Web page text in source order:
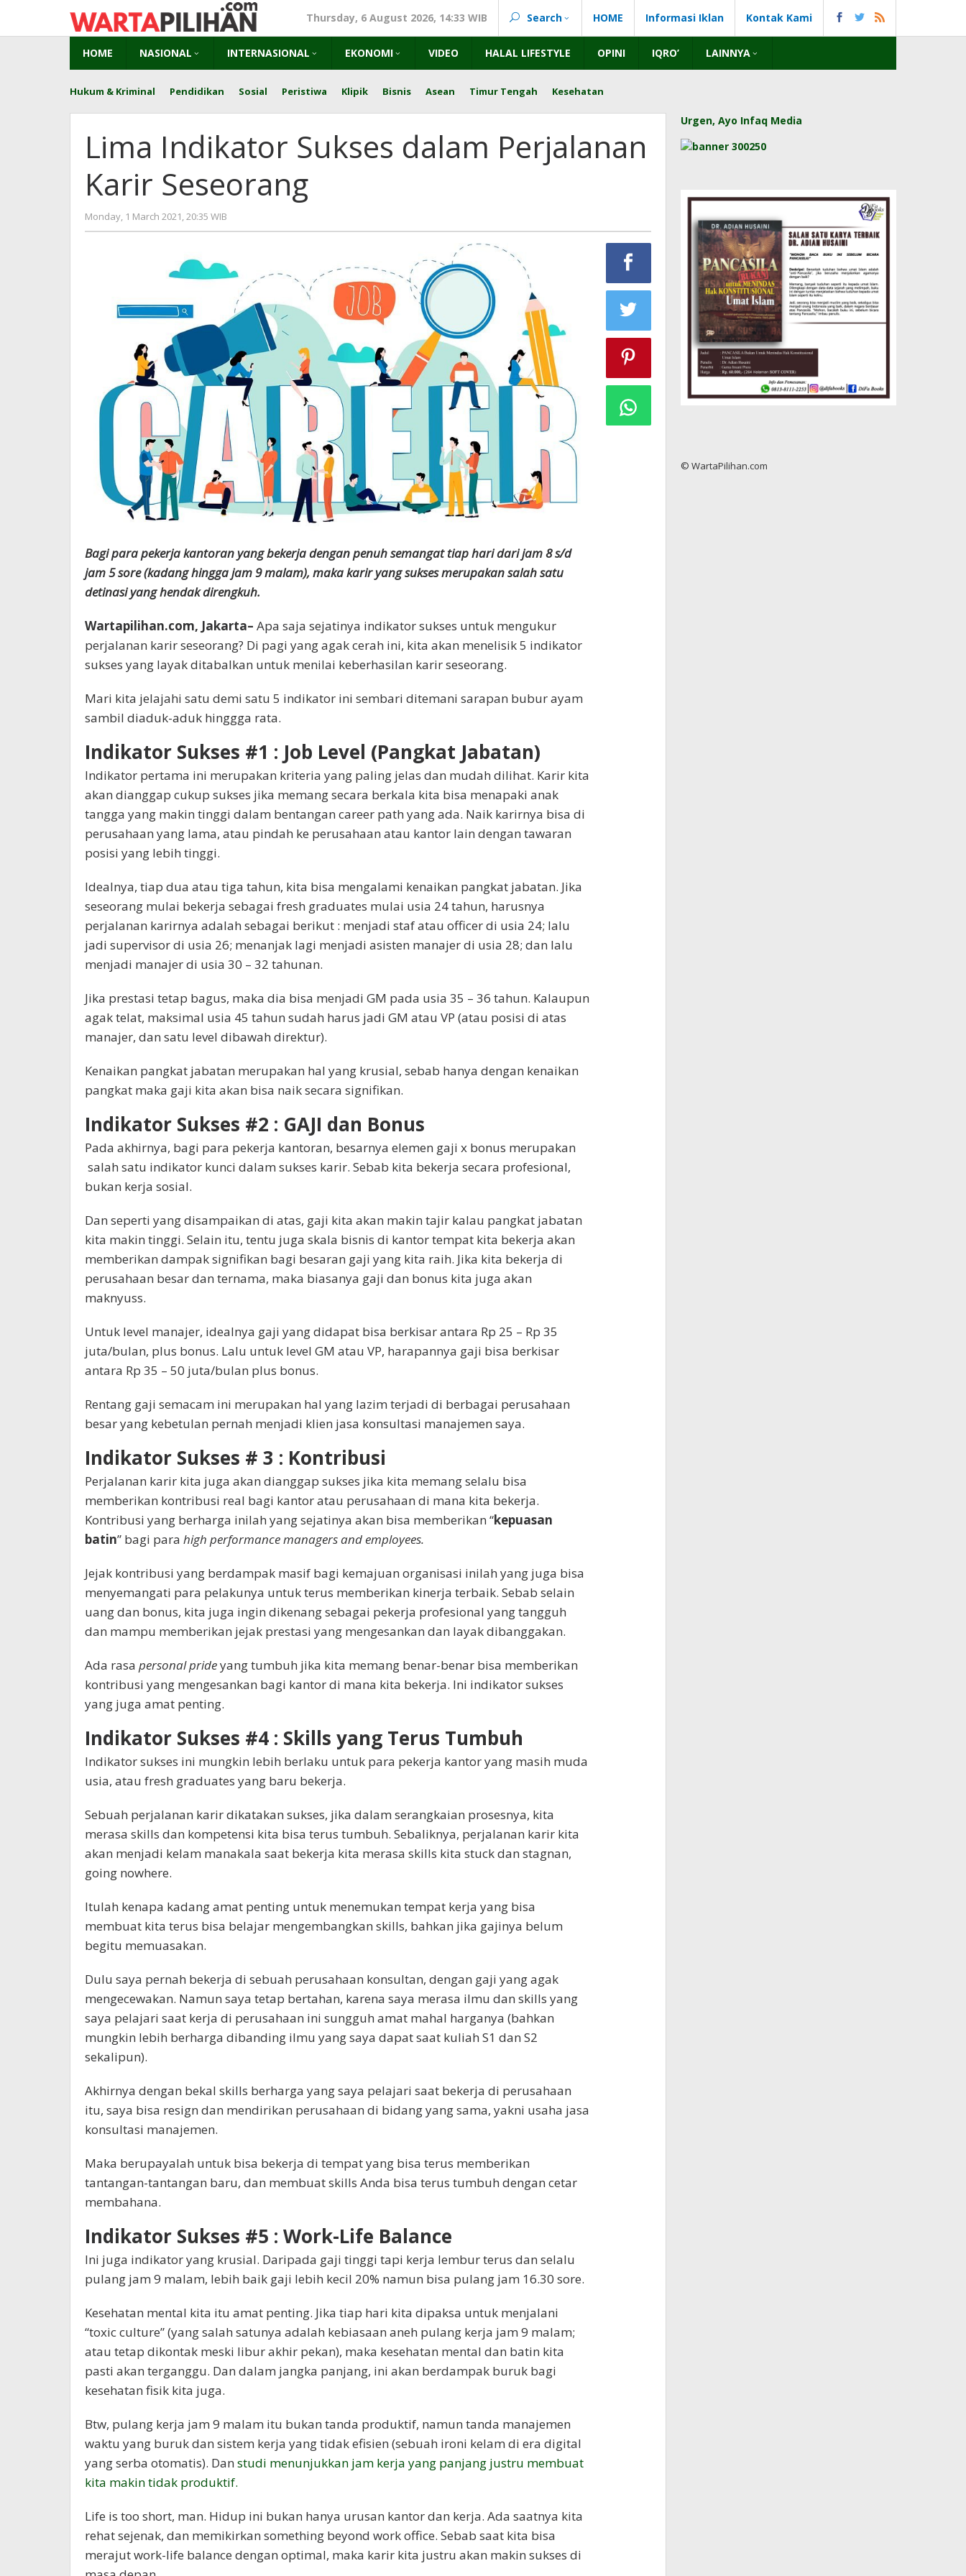
content
Thursday, 6 August 2026, 14:33 WIB Search HOME Informasi Iklan Kontak Kami
HOME NASIONAL INTERNASIONAL EKONOMI VIDEO HALAL LIFESTYLE OPINI IQRO’ LAINNYA
Hukum & Kriminal Pendidikan Sosial Peristiwa Klipik Bisnis Asean Timur Tengah Kesehatan
Lima Indikator Sukses dalam Perjalanan
Karir Seseorang
Monday, 1 March 2021, 20:35 WIB
redaksi
Bagi para pekerja kantoran yang bekerja dengan penuh semangat tiap hari dari jam 8 s/d
jam 5 sore (kadang hingga jam 9 malam), maka karir yang sukses merupakan salah satu
detinasi yang hendak direngkuh.
Wartapilihan.com, Jakarta– Apa saja sejatinya indikator sukses untuk mengukur
perjalanan karir seseorang? Di pagi yang agak cerah ini, kita akan menelisik 5 indikator
sukses yang layak ditabalkan untuk menilai keberhasilan karir seseorang.
Mari kita jelajahi satu demi satu 5 indikator ini sembari ditemani sarapan bubur ayam
sambil diaduk-aduk hinggga rata.
Indikator Sukses #1 : Job Level (Pangkat Jabatan)
Indikator pertama ini merupakan kriteria yang paling jelas dan mudah dilihat. Karir kita
akan dianggap cukup sukses jika memang secara berkala kita bisa menapaki anak
tangga yang makin tinggi dalam bentangan career path yang ada. Naik karirnya bisa di
perusahaan yang lama, atau pindah ke perusahaan atau kantor lain dengan tawaran
posisi yang lebih tinggi.
Idealnya, tiap dua atau tiga tahun, kita bisa mengalami kenaikan pangkat jabatan. Jika
seseorang mulai bekerja sebagai fresh graduates mulai usia 24 tahun, harusnya
perjalanan karirnya adalah sebagai berikut : menjadi staf atau officer di usia 24; lalu
jadi supervisor di usia 26; menanjak lagi menjadi asisten manajer di usia 28; dan lalu
menjadi manajer di usia 30 – 32 tahunan.
Jika prestasi tetap bagus, maka dia bisa menjadi GM pada usia 35 – 36 tahun. Kalaupun
agak telat, maksimal usia 45 tahun sudah harus jadi GM atau VP (atau posisi di atas
manajer, dan satu level dibawah direktur).
Kenaikan pangkat jabatan merupakan hal yang krusial, sebab hanya dengan kenaikan
pangkat maka gaji kita akan bisa naik secara signifikan.
Indikator Sukses #2 : GAJI dan Bonus
Pada akhirnya, bagi para pekerja kantoran, besarnya elemen gaji x bonus merupakan
salah satu indikator kunci dalam sukses karir. Sebab kita bekerja secara profesional,
bukan kerja sosial.
Dan seperti yang disampaikan di atas, gaji kita akan makin tajir kalau pangkat jabatan
kita makin tinggi. Selain itu, tentu juga skala bisnis di kantor tempat kita bekerja akan
memberikan dampak signifikan bagi besaran gaji yang kita raih. Jika kita bekerja di
perusahaan besar dan ternama, maka biasanya gaji dan bonus kita juga akan
maknyuss.
Untuk level manajer, idealnya gaji yang didapat bisa berkisar antara Rp 25 – Rp 35
juta/bulan, plus bonus. Lalu untuk level GM atau VP, harapannya gaji bisa berkisar
antara Rp 35 – 50 juta/bulan plus bonus.
Rentang gaji semacam ini merupakan hal yang lazim terjadi di berbagai perusahaan
besar yang kebetulan pernah menjadi klien jasa konsultasi manajemen saya.
Indikator Sukses # 3 : Kontribusi
Perjalanan karir kita juga akan dianggap sukses jika kita memang selalu bisa
memberikan kontribusi real bagi kantor atau perusahaan di mana kita bekerja.
Kontribusi yang berharga inilah yang sejatinya akan bisa memberikan “kepuasan
batin” bagi para high performance managers and employees.
Jejak kontribusi yang berdampak masif bagi kemajuan organisasi inilah yang juga bisa
menyemangati para pelakunya untuk terus memberikan kinerja terbaik. Sebab selain
uang dan bonus, kita juga ingin dikenang sebagai pekerja profesional yang tangguh
dan mampu memberikan jejak prestasi yang mengesankan dan layak dibanggakan.
Ada rasa personal prideyang tumbuh jika kita memang benar-benar bisa memberikan
kontribusi yang mengesankan bagi kantor di mana kita bekerja. Ini indikator sukses
yang juga amat penting.
Indikator Sukses #4 : Skills yang Terus Tumbuh
Indikator sukses ini mungkin lebih berlaku untuk para pekerja kantor yang masih muda
usia, atau fresh graduates yang baru bekerja.
Sebuah perjalanan karir dikatakan sukses, jika dalam serangkaian prosesnya, kita
merasa skills dan kompetensi kita bisa terus tumbuh. Sebaliknya, perjalanan karir kita
akan menjadi kelam manakala saat bekerja kita merasa skills kita stuck dan stagnan,
going nowhere.
Itulah kenapa kadang amat penting untuk menemukan tempat kerja yang bisa
membuat kita terus bisa belajar mengembangkan skills, bahkan jika gajinya belum
begitu memuasakan.
Dulu saya pernah bekerja di sebuah perusahaan konsultan, dengan gaji yang agak
mengecewakan. Namun saya tetap bertahan, karena saya merasa ilmu dan skills yang
saya pelajari saat kerja di perusahaan ini sungguh amat mahal harganya (bahkan
mungkin lebih berharga dibanding ilmu yang saya dapat saat kuliah S1 dan S2
sekalipun).
Akhirnya dengan bekal skills berharga yang saya pelajari saat bekerja di perusahaan
itu, saya bisa resign dan mendirikan perusahaan di bidang yang sama, yakni usaha jasa
konsultasi manajemen.
Maka berupayalah untuk bisa bekerja di tempat yang bisa terus memberikan
tantangan-tantangan baru, dan membuat skills Anda bisa terus tumbuh dengan cetar
membahana.
Indikator Sukses #5 : Work-Life Balance
Ini juga indikator yang krusial. Daripada gaji tinggi tapi kerja lembur terus dan selalu
pulang jam 9 malam, lebih baik gaji lebih kecil 20% namun bisa pulang jam 16.30 sore.
Kesehatan mental kita itu amat penting. Jika tiap hari kita dipaksa untuk menjalani
“toxic culture” (yang salah satunya adalah kebiasaan aneh pulang kerja jam 9 malam;
atau tetap dikontak meski libur akhir pekan), maka kesehatan mental dan batin kita
pasti akan terganggu. Dan dalam jangka panjang, ini akan berdampak buruk bagi
kesehatan fisik kita juga.
Btw, pulang kerja jam 9 malam itu bukan tanda produktif, namun tanda manajemen
waktu yang buruk dan sistem kerja yang tidak efisien (sebuah ironi kelam di era digital
yang serba otomatis). Dan studi menunjukkan jam kerja yang panjang justru membuat
kita makin tidak produktif.
Life is too short, man. Hidup ini bukan hanya urusan kantor dan kerja. Ada saatnya kita
rehat sejenak, dan memikirkan something beyond work office. Sebab saat kita bisa
merajut work-life balance dengan optimal, maka karir kita justru akan makin sukses di
Urgen, Ayo Infaq Media
© WartaPilihan.com